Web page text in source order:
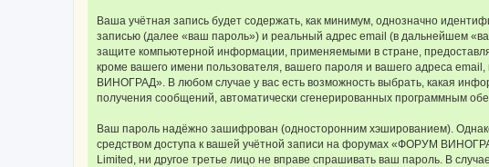
Ваша учётная запись будет содержать, как минимум, однозначно
записью (далее «ваш пароль») и реальный адрес email (в дальнейшем
защите компьютерной информации, применяемыми в стране,
кроме вашего имени пользователя, вашего пароля и вашего адреса
ВИНОГРАД». В любом случае у вас есть возможность выбрать, какая
получения сообщений, автоматически сгенерированных программным
Ваш пароль надёжно зашифрован (односторонним хэшированием).
средством доступа к вашей учётной записи на форумах «ФОРУМ
Limited, ни другое третье лицо не вправе спрашивать ваш пароль. В